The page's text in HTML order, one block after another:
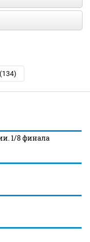
1/8 финала